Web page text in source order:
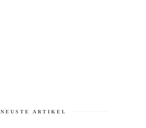
NEUSTE ARTIKEL